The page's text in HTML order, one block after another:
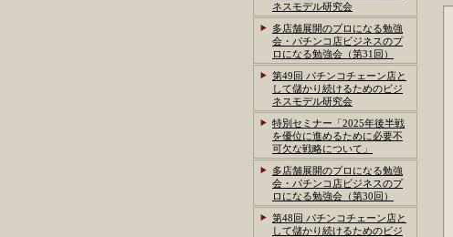
ネスモデル研究会
多店舗展開のプロになる勉強
会・パチンコ店ビジネスのプ
ロになる勉強会（第31回）
第49回 パチンコチェーン店と
して儲かり続けるためのビジ
ネスモデル研究会
特別セミナー「2025年後半戦
を優位に進めるために必要不
可欠な戦略について」
多店舗展開のプロになる勉強
会・パチンコ店ビジネスのプ
ロになる勉強会（第30回）
第48回 パチンコチェーン店と
して儲かり続けるためのビジ